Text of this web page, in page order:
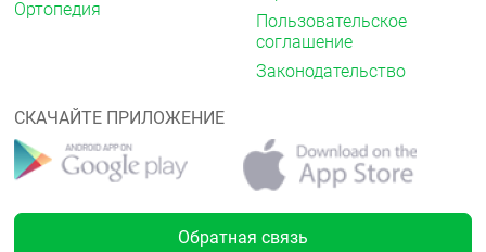
Ортопедия
Пользовательское
соглашение
Законодательство
СКАЧАЙТЕ ПРИЛОЖЕНИЕ
Обратная связь